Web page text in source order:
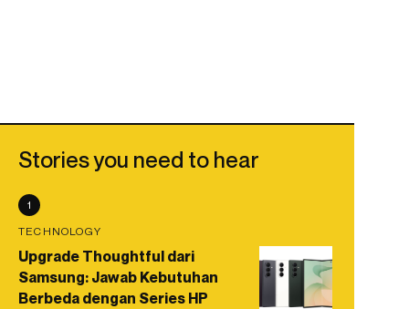
Stories you need to hear
1
TECHNOLOGY
Upgrade Thoughtful dari
Samsung: Jawab Kebutuhan
Berbeda dengan Series HP